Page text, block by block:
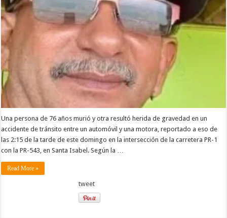
Una persona de 76 años murió y otra resultó herida de gravedad en un
accidente de tránsito entre un automóvil y una motora, reportado a eso de
las 2:15 de la tarde de este domingo en la intersección de la carretera PR-1
con la PR-543, en Santa Isabel. Según la …
Read More »
tweet